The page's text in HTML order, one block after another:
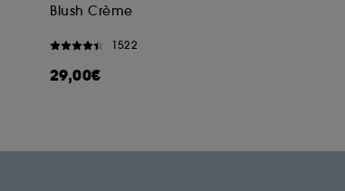
Blush Crème
1522
29,00€